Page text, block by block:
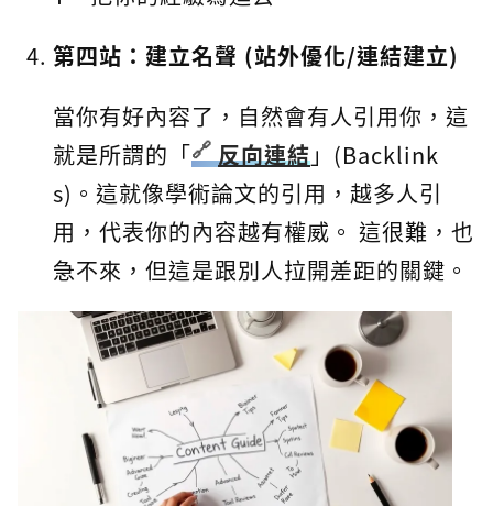
第四站：建立名聲 (站外優化/連結建立)
當你有好內容了，自然會有人引用你，這
就是所謂的「
反向連結」(Backlink
s)。這就像學術論文的引用，越多人引
用，代表你的內容越有權威。 這很難，也
急不來，但這是跟別人拉開差距的關鍵。